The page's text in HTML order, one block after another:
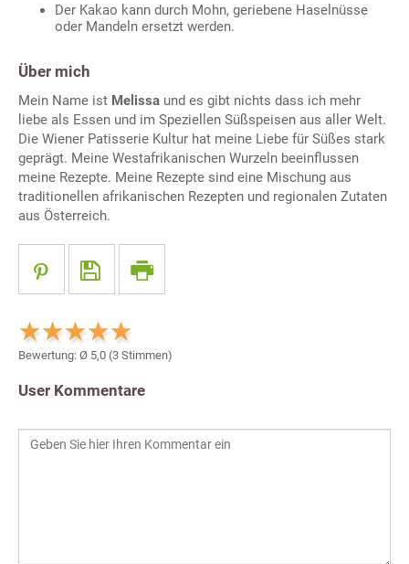
Der Kakao kann durch Mohn, geriebene Haselnüsse
oder Mandeln ersetzt werden.
Über mich
Mein Name ist Melissa und es gibt nichts dass ich mehr
liebe als Essen und im Speziellen Süßspeisen aus aller Welt.
Die Wiener Patisserie Kultur hat meine Liebe für Süßes stark
geprägt. Meine Westafrikanischen Wurzeln beeinflussen
meine Rezepte. Meine Rezepte sind eine Mischung aus
traditionellen afrikanischen Rezepten und regionalen Zutaten
aus Österreich.
Bewertung: Ø 5,0 (3 Stimmen)
User Kommentare